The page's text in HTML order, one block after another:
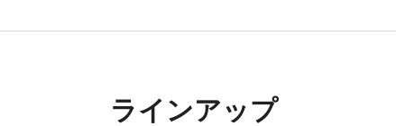
ラインアップ